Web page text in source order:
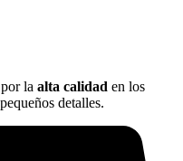
la alta calidad en los
detalles.